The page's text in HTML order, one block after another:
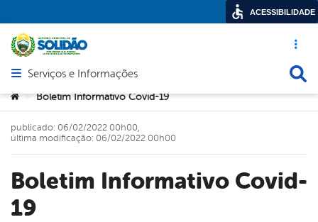
Acesso
Abrir menu principal de navegação
Serviços e Informações
Você está aqui:
> Boletim Informativo Covid-19
Boletim Informativo Covid-
19
publicado: 06/02/2022 00h00,
última modificação: 06/02/2022 00h00
ACESSIBILIDADE